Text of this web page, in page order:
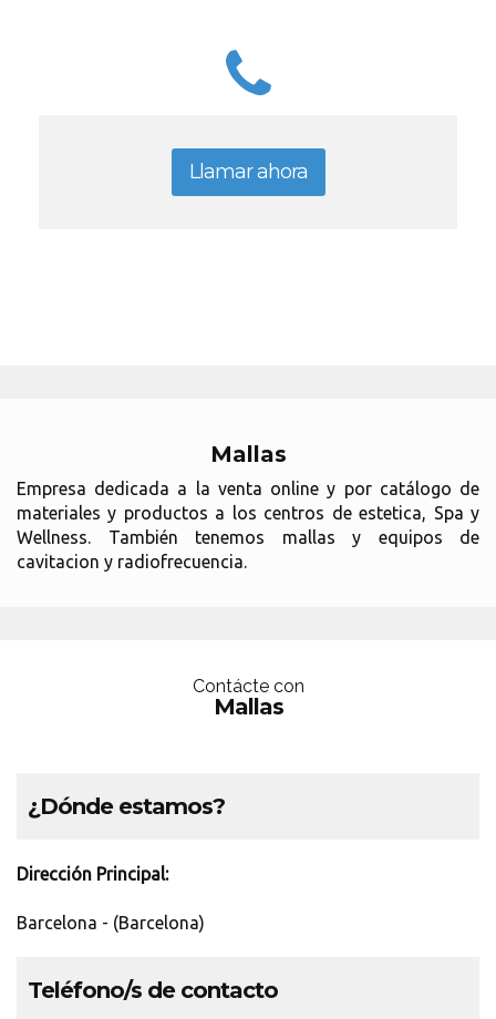
Llamar ahora
Mallas
Empresa dedicada a la venta online y por catálogo de
materiales y productos a los centros de estetica, Spa y
Wellness. También tenemos mallas y equipos de
cavitacion y radiofrecuencia.
Contácte con
Mallas
¿Dónde estamos?
Dirección Principal:
Barcelona - (Barcelona)
Teléfono/s de contacto